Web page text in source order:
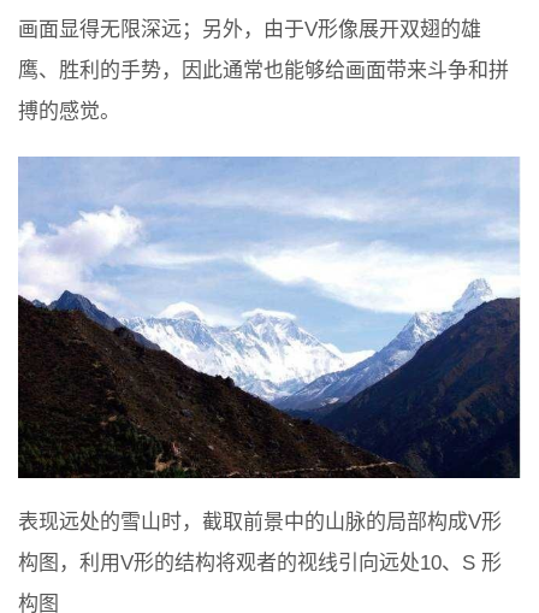
画面显得无限深远；另外，由于V形像展开双翅的雄
鹰、胜利的手势，因此通常也能够给画面带来斗争和拼
搏的感觉。
表现远处的雪山时，截取前景中的山脉的局部构成V形
构图，利用V形的结构将观者的视线引向远处10、S 形
构图